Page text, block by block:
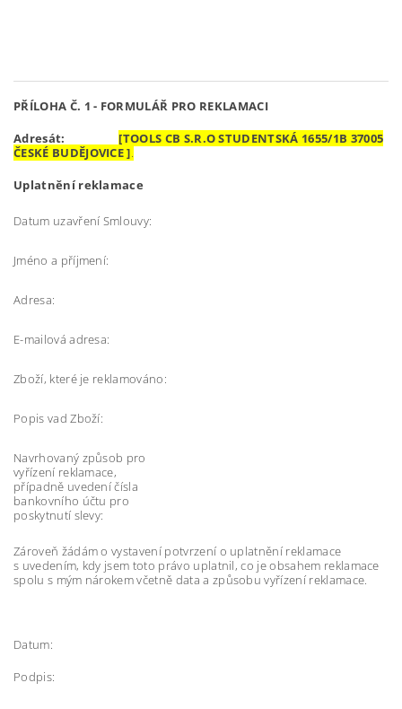
PŘÍLOHA Č. 1 - FORMULÁŘ PRO REKLAMACI
Adresát:
[TOOLS CB S.R.O STUDENTSKÁ 1655/1B 37005
ČESKÉ BUDĚJOVICE ].
Uplatnění reklamace
Datum uzavření Smlouvy:
Jméno a příjmení:
Adresa:
E-mailová adresa:
Zboží, které je reklamováno:
Popis vad Zboží:
Navrhovaný způsob pro
vyřízení reklamace,
případně uvedení čísla
bankovního účtu pro
poskytnutí slevy:
Zároveň žádám o vystavení potvrzení o uplatnění reklamace
s uvedením, kdy jsem toto právo uplatnil, co je obsahem reklamace
spolu s mým nárokem včetně data a způsobu vyřízení reklamace.
Datum:
Podpis: